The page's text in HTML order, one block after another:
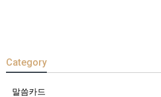
Category
말씀카드